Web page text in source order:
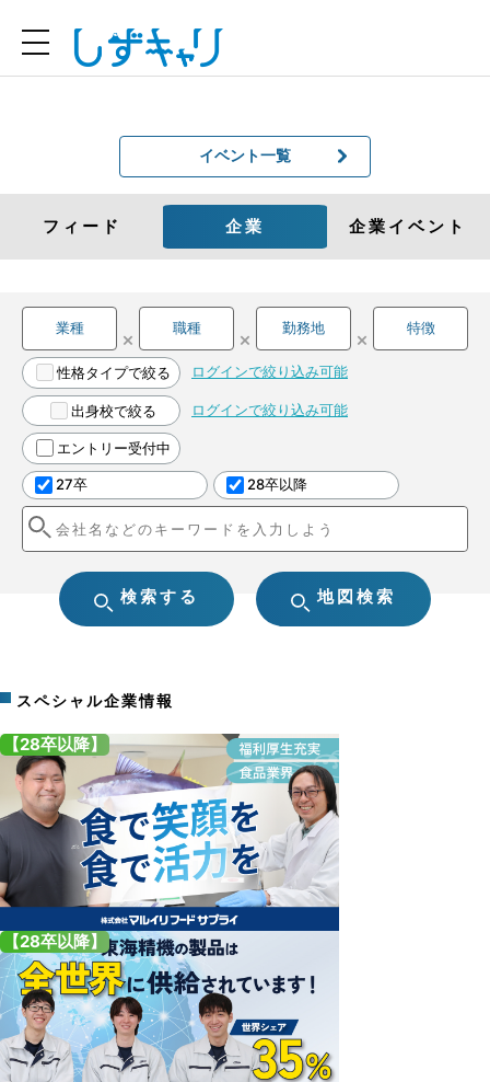
イベント一覧
フィード 企業 企業イベント
業種 × 職種 × 勤務地 × 特徴
性格タイプで絞る ログインで絞り込み可能
出身校で絞る ログインで絞り込み可能
エントリー受付中
27卒 28卒以降
検索する 地図検索
スペシャル企業情報
【28卒以降】
【28卒以降】